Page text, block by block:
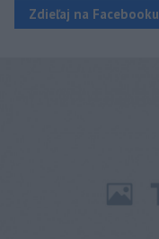
Zdieľaj na Facebooku